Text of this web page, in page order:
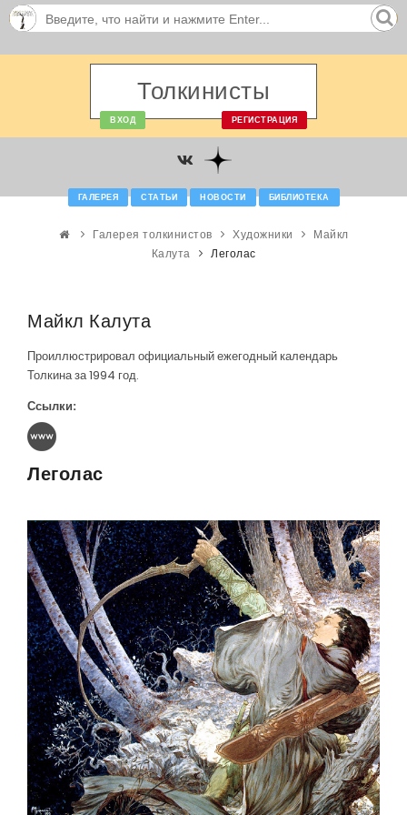
Толкинисты
ВХОД РЕГИСТРАЦИЯ
ГАЛЕРЕЯ СТАТЬИ НОВОСТИ БИБЛИОТЕКА
Галерея толкинистов Художники
Майкл
Калута
Леголас
Майкл Калута
Проиллюстрировал официальный ежегодный календарь
Толкина за 1994 год.
Ссылки:
Леголас